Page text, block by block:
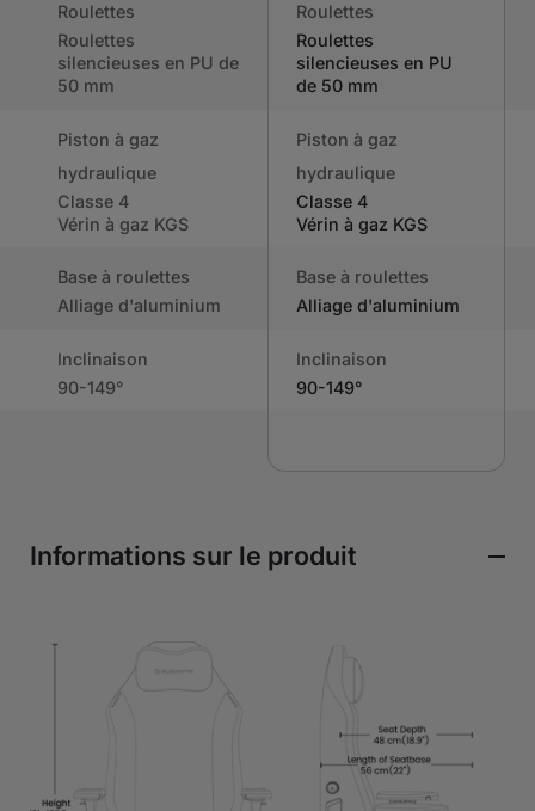
AJOUTER AU
PANIER
Roulettes
Roulettes
silencieuses en PU de
50 mm
Roulettes
Roulettes
silencieuses en PU
de 50 mm
Piston à gaz
hydraulique
Classe 4
Vérin à gaz KGS
Piston à gaz
hydraulique
Classe 4
Vérin à gaz KGS
Base à roulettes
Alliage d'aluminium
Base à roulettes
Alliage d'aluminium
Inclinaison
90-149°
Inclinaison
90-149°
Informations sur le produit